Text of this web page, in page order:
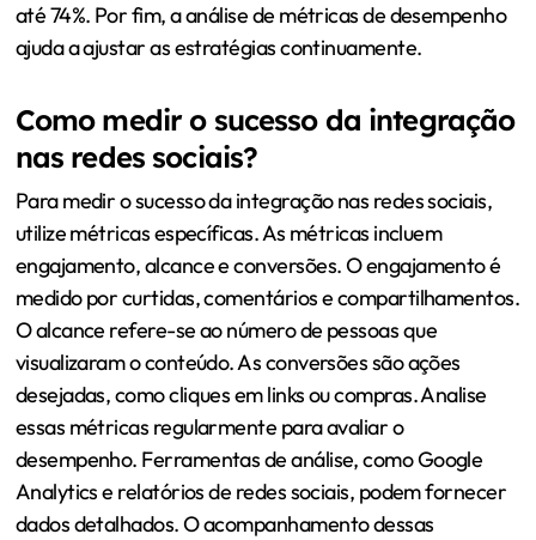
até 74%. Por fim, a análise de métricas de desempenho
ajuda a ajustar as estratégias continuamente.
Como medir o sucesso da integração
nas redes sociais?
Para medir o sucesso da integração nas redes sociais,
utilize métricas específicas. As métricas incluem
engajamento, alcance e conversões. O engajamento é
medido por curtidas, comentários e compartilhamentos.
O alcance refere-se ao número de pessoas que
visualizaram o conteúdo. As conversões são ações
desejadas, como cliques em links ou compras. Analise
essas métricas regularmente para avaliar o
desempenho. Ferramentas de análise, como Google
Analytics e relatórios de redes sociais, podem fornecer
dados detalhados. O acompanhamento dessas